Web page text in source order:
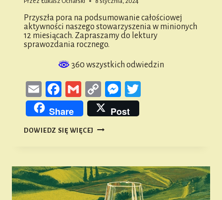
Przyszła pora na podsumowanie całościowej
aktywności naszego stowarzyszenia w minionych
12 miesiącach. Zapraszamy do lektury
sprawozdania rocznego.
360 wszystkich odwiedzin
EmailFacebook
GmailCopy
Link
Messenger
Share Post
DOWIEDZ SIĘ WIĘCEJ SPRAWOZDANIE
2023